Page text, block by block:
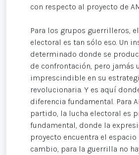
con respecto al proyecto de
Para los grupos guerrilleros,
electoral es tan sólo eso. Un
determinado donde se
de confrontación, pero jamás
imprescindible en su
revolucionaria. Y es aquí
diferencia fundamental. Para
partido, la lucha electoral es
fundamental, donde la
proyecto encuentra el espacio
cambio, para la guerrilla no